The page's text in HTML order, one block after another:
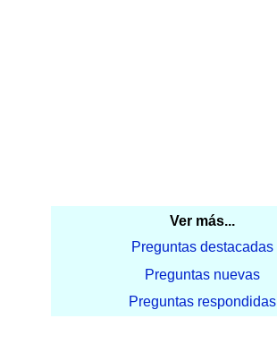
Ver más...
Preguntas destacadas
Preguntas nuevas
Preguntas respondidas